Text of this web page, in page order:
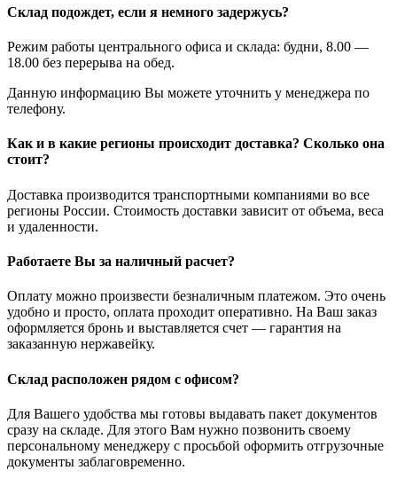
Склад подождет, если я немного задержусь?
Режим работы центрального офиса и склада: будни, 8.00 —
18.00 без перерыва на обед.
Данную информацию Вы можете уточнить у менеджера по
телефону.
Как и в какие регионы происходит доставка? Сколько она
стоит?
Доставка производится транспортными компаниями во все
регионы России. Стоимость доставки зависит от объема, веса
и удаленности.
Работаете Вы за наличный расчет?
Оплату можно произвести безналичным платежом. Это очень
удобно и просто, оплата проходит оперативно. На Ваш заказ
оформляется бронь и выставляется счет — гарантия на
заказанную нержавейку.
Склад расположен рядом с офисом?
Для Вашего удобства мы готовы выдавать пакет документов
сразу на складе. Для этого Вам нужно позвонить своему
персональному менеджеру с просьбой оформить отгрузочные
документы заблаговременно.